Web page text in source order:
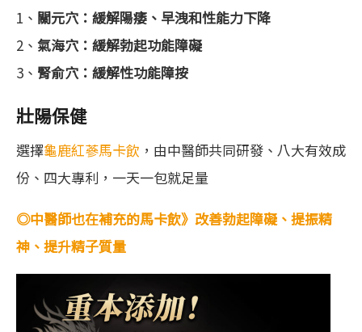
1、 關元穴：緩解陽痿、早洩和性能力下降
2、 氣海穴：緩解勃起功能障礙
3、 腎俞穴：緩解性功能障按
壯陽保健
選擇龜鹿紅蔘馬卡飲 ，由中醫師共同研發、八大有效成
份、四大專利，一天一包就足量
◎中醫師也在補充的馬卡飲》改善勃起障礙、提振精
神、提升精子質量